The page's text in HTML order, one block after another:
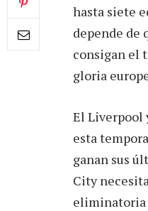
hasta siete
depende de
consigan el
gloria
El Liverpool
esta
ganan sus
City
eliminatoria